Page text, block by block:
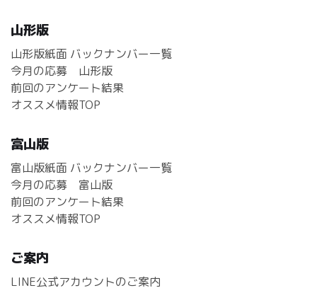
山形版
山形版紙面 バックナンバー一覧
今月の応募 山形版
前回のアンケート結果
オススメ情報TOP
富山版
富山版紙面 バックナンバー一覧
今月の応募 富山版
前回のアンケート結果
オススメ情報TOP
ご案内
LINE公式アカウントのご案内